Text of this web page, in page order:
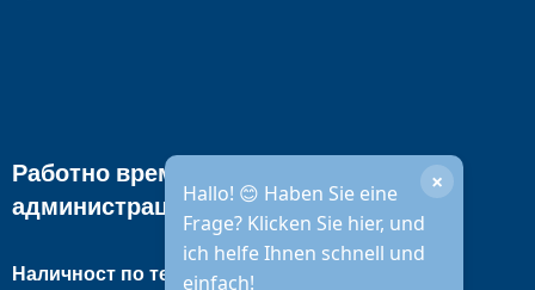
Hallo! 😊 Haben Sie eine
Frage? Klicken Sie hier, und
ich helfe Ihnen schnell und
einfach!
×
Работно време на градската
администрация
Наличност по телефона